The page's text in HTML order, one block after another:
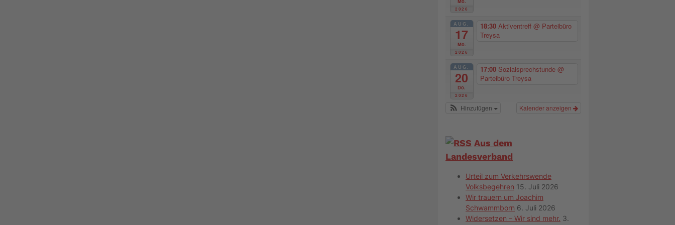
2026
AUG.
17
Mo.
2026
18:30 Aktiventreff @ Parteibüro
Treysa
AUG.
20
Do.
2026
17:00 Sozialsprechstunde @
Parteibüro Treysa
Kalender anzeigen
Hinzufügen
Aus dem
Landesverband
Urteil zum Verkehrswende
Volksbegehren 15. Juli 2026
Wir trauern um Joachim
Schwammborn 6. Juli 2026
Widersetzen – Wir sind mehr. 3.